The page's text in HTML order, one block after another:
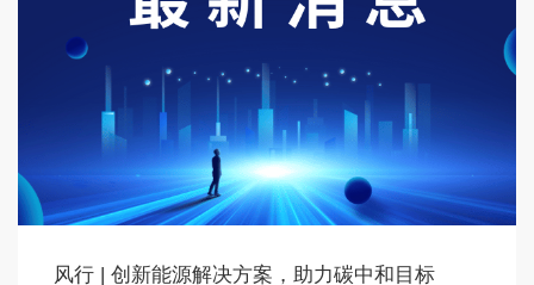
风行 | 创新能源解决方案，助力碳中和目标